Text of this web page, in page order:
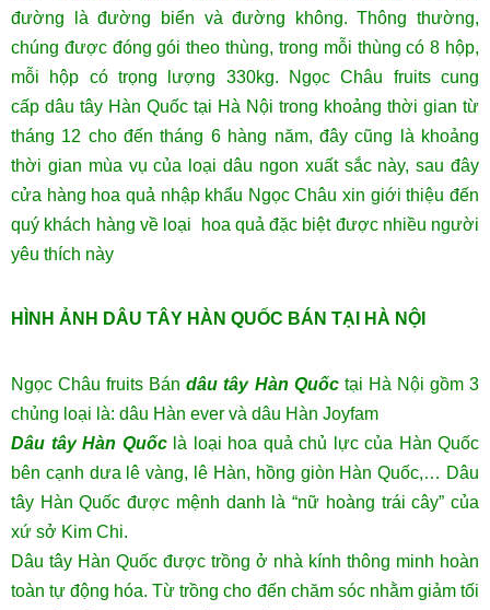
đường là đường biển và đường không. Thông thường,
chúng được đóng gói theo thùng, trong mỗi thùng có 8 hộp,
mỗi hộp có trọng lượng 330kg. Ngọc Châu fruits cung
cấp dâu tây Hàn Quốc tại Hà Nội trong khoảng thời gian từ
tháng 12 cho đến tháng 6 hàng năm, đây cũng là khoảng
thời gian mùa vụ của loại dâu ngon xuất sắc này, sau đây
cửa hàng hoa quả nhập khẩu Ngọc Châu xin giới thiệu đến
quý khách hàng về loại hoa quả đặc biệt được nhiều người
yêu thích này
HÌNH ẢNH DÂU TÂY HÀN QUỐC BÁN TẠI HÀ NỘI
Ngọc Châu fruits Bándâu tây Hàn Quốctại Hà Nội gồm 3
chủng loại là: dâu Hàn ever và dâu Hàn Joyfam
Dâu tây Hàn Quốclà loại hoa quả chủ lực của Hàn Quốc
bên cạnh dưa lê vàng, lê Hàn, hồng giòn Hàn Quốc,… Dâu
tây Hàn Quốc được mệnh danh là “nữ hoàng trái cây” của
xứ sở Kim Chi.
Dâu tây Hàn Quốc được trồng ở nhà kính thông minh hoàn
toàn tự động hóa. Từ trồng cho đến chăm sóc nhằm giảm tối